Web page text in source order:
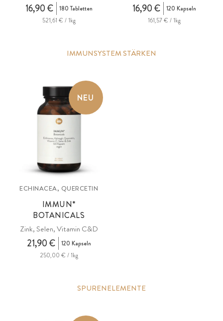
16,90 €
180 Tabletten
521,61 € / 1kg
16,90 €
120 Kapseln
161,57 € / 1kg
IMMUNSYSTEM STÄRKEN
NEU
ECHINACEA, QUERCETIN
IMMUN*
BOTANICALS
Zink, Selen, Vitamin C&D
21,90 €
120 Kapseln
250,00 € / 1kg
SPURENELEMENTE